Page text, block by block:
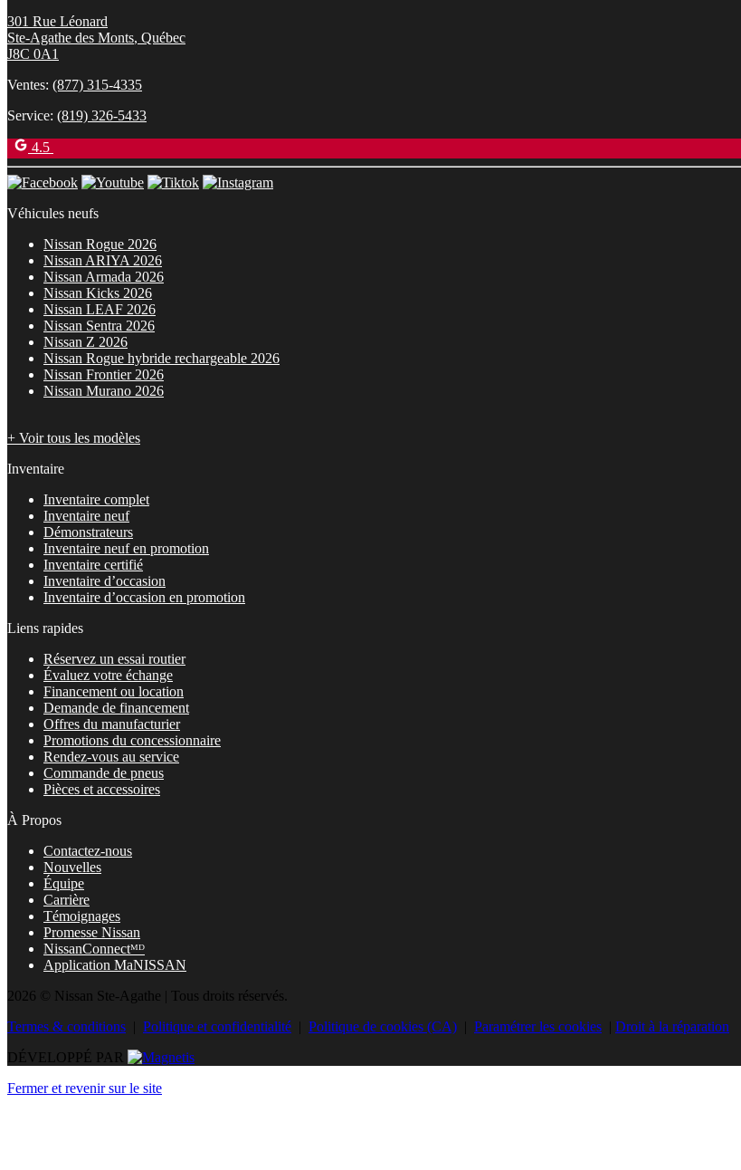
301 Rue Léonard
Ste-Agathe des Monts, Québec
J8C 0A1
Ventes: (877) 315-4335
Service: (819) 326-5433
4.5
Véhicules neufs
Nissan Rogue 2026
Nissan ARIYA 2026
Nissan Armada 2026
Nissan Kicks 2026
Nissan LEAF 2026
Nissan Sentra 2026
Nissan Z 2026
Nissan Rogue hybride rechargeable 2026
Nissan Frontier 2026
Nissan Murano 2026
+ Voir tous les modèles
Inventaire
Inventaire complet
Inventaire neuf
Démonstrateurs
Inventaire neuf en promotion
Inventaire certifié
Inventaire d’occasion
Inventaire d’occasion en promotion
Liens rapides
Réservez un essai routier
Évaluez votre échange
Financement ou location
Demande de financement
Offres du manufacturier
Promotions du concessionnaire
Rendez-vous au service
Commande de pneus
Pièces et accessoires
À Propos
Contactez-nous
Nouvelles
Équipe
Carrière
Témoignages
Promesse Nissan
NissanConnectᴹᴰ
Application MaNISSAN
2026 © Nissan Ste-Agathe | Tous droits réservés.
Termes & conditions | Politique et confidentialité | Politique de cookies (CA) | Paramétrer les cookies | Droit à la réparation
DÉVELOPPÉ PAR
Fermer et revenir sur le site